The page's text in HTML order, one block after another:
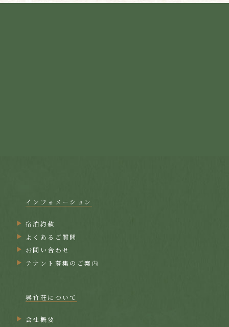
インフォメーション
宿泊約款
よくあるご質問
お問い合わせ
テナント募集のご案内
呉竹荘について
会社概要